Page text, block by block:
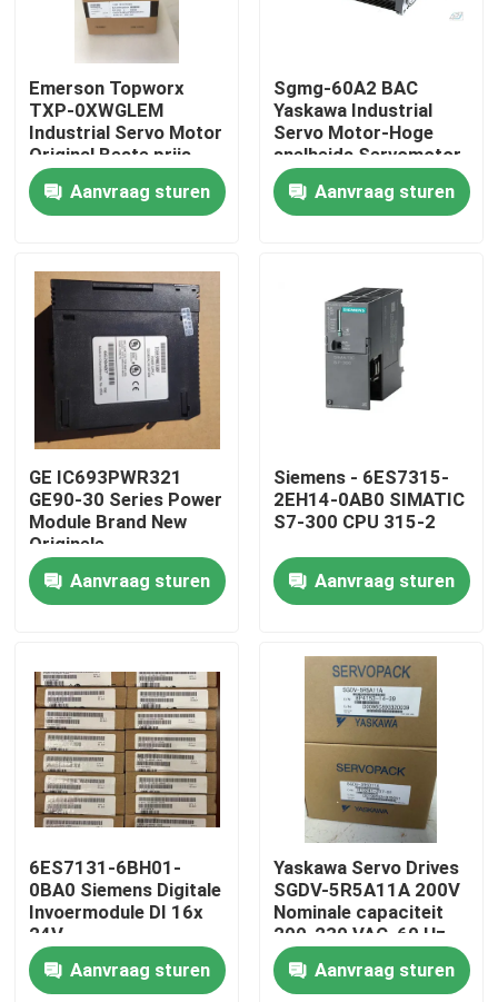
Producten
Ongeveer ons
Fabrieksreis
Contacteer ons
Verzoek om een Citaat
Industriële Servoaandrijving
AC Servoversterker
Emerson Topworx
TXP-0XWGLEM
Industrial Servo Motor
Original Beste prijs
Aanvraag sturen
Sgmg-60A2 BAC
Yaskawa Industrial
Servo Motor-Hoge
snelheids Servomotor
6000W
Aanvraag sturen
GE IC693PWR321
GE90-30 Series Power
Module Brand New
Originele
Aanvraag sturen
Siemens - 6ES7315-
2EH14-0AB0 SIMATIC
S7-300 CPU 315-2
Aanvraag sturen
6ES7131-6BH01-
0BA0 Siemens Digitale
Invoermodule DI 16x
24V
gelijkstroomstandaard
Aanvraag sturen
Yaskawa Servo Drives
SGDV-5R5A11A 200V
Nominale capaciteit
200-230 VAC, 60 Hz
Input
Aanvraag sturen